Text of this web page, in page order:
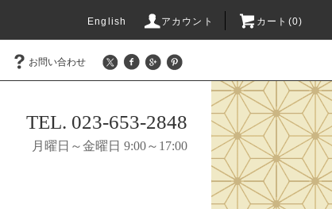
English アカウント カート(0)
お問い合わせ
TEL. 023-653-2848
月曜日～金曜日 9:00～17:00